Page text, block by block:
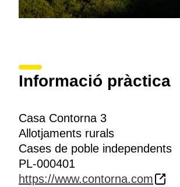
Informació pràctica
Casa Contorna 3
Allotjaments rurals
Cases de poble independents
PL-000401
https://www.contorna.com